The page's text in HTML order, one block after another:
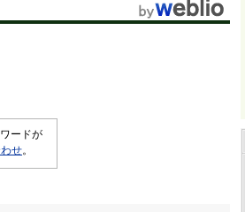
ードが
せ。